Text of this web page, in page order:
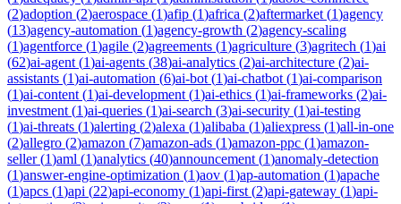
(2)adoption (2)aerospace (1)afip (1)africa (2)aftermarket (1)agency
(13)agency-automation (1)agency-growth (2)agency-scaling
(1)agentforce (1)agile (2)agreements (1)agriculture (3)agritech (1)ai
(62)ai-agent (1)ai-agents (38)ai-analytics (2)ai-architecture (2)ai-
assistants (1)ai-automation (6)ai-bot (1)ai-chatbot (1)ai-comparison
(1)ai-content (1)ai-development (1)ai-ethics (1)ai-frameworks (2)ai-
investment (1)ai-queries (1)ai-search (3)ai-security (1)ai-testing
(1)ai-threats (1)alerting (2)alexa (1)alibaba (1)aliexpress (1)all-in-one
(2)allegro (2)amazon (7)amazon-ads (1)amazon-ppc (1)amazon-
seller(1)aml (1)analytics (40)announcement (1)anomaly-detection
(1)answer-engine-optimization (1)aov (1)ap-automation (1)apache
(1)apcs (1)api (22)api-economy (1)api-first (2)api-gateway (1)api-